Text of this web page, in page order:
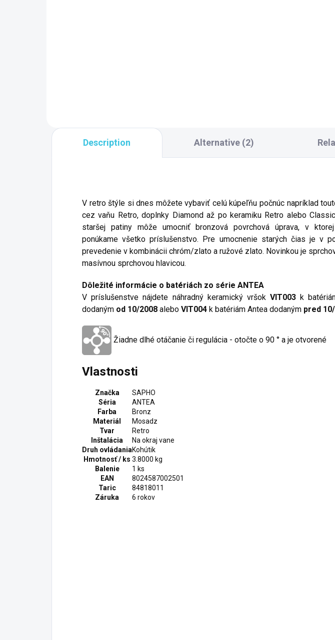
Description Alternative (2)
V retro štýle si dnes môžete vybaviť celú kúpeľňu počnúc napríklad
cez vaňu Retro,doplnky Diamond až po keramiku Retro alebo
staršej patiny môže umocniť bronzová povrchová úprava, v
ponúkame všetko príslušenstvo. Pre umocnenie starých čias je v
prevedenie v kombinácii chróm/zlato a ružové zlato. Novinkou je
masívnou sprchovou hlavicou.
Dôležité informácie o batériách zo série ANTEA
V príslušenstve nájdete náhradný keramický vršokVIT003 k
dodaným od 10/2008 alebo VIT004 k batériám Antea dodaným pred
Žiadne dlhé otáčanie či regulácia - otočte o 90 ° a je otvorené
Vlastnosti
Značka
SAPHO
Séria
ANTEA
Farba
Bronz
Materiál
Mosadz
Tvar
Retro
Inštalácia
Na okraj vane
Druh ovládaniaKohútik
Hmotnosť / ks 3.8000 kg
Balenie
1 ks
EAN
8024587002501
Taric
84818011
Záruka
6 rokov